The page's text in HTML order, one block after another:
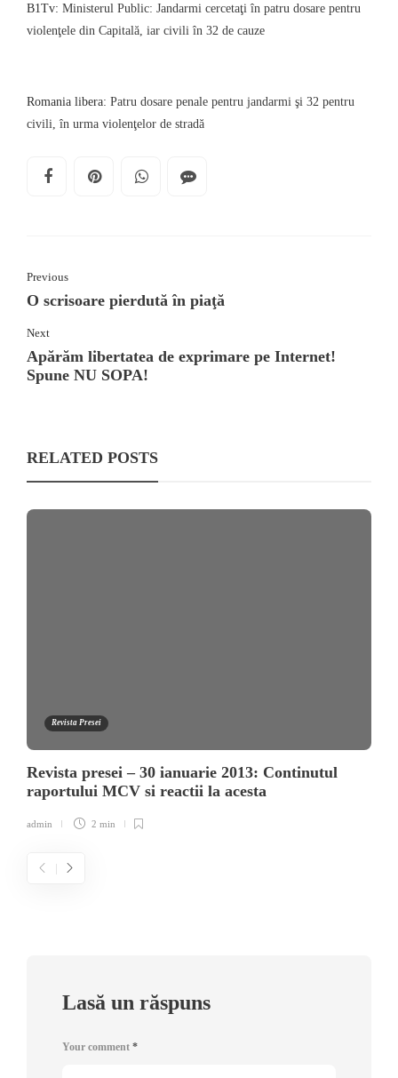
B1Tv: Ministerul Public: Jandarmi cercetaţi în patru dosare pentru
violenţele din Capitală, iar civili în 32 de cauze
Romania libera: Patru dosare penale pentru jandarmi şi 32 pentru
civili, în urma violenţelor de stradă
Previous
O scrisoare pierdută în piaţă
Next
Apărăm libertatea de exprimare pe Internet!
Spune NU SOPA!
RELATED POSTS
Revista Presei
Revista presei – 30 ianuarie 2013: Continutul
raportului MCV si reactii la acesta
admin 2 min
Lasă un răspuns
Your comment *